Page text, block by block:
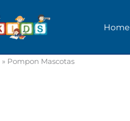
Home
» Pompon Mascotas